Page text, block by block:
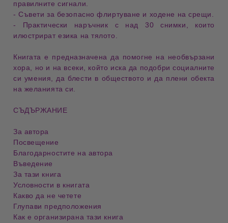
правилнитесигнали
- Съвети за безопасно флиртуване и ходене на срещи
- Практически наръчник с над 30 снимки , които
илюстриратезика на тялото
Книгата е предназначена да помогне на необвързани
хора , но и на всеки, който иска да подобри социалните
си умения
да блести в обществото и да плени обекта
на желанията си
СЪДЪРЖАНИЕ
За автора
Посвещение
Благодарностите на автора
Въведение
За тази книга
Условности в книгата
Какво да не четете
Глупави предположения
Как е организирана тази книга